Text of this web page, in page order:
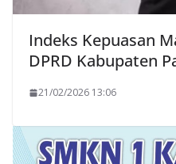
Indeks Kepuasan
DPRD Kabupaten
21/02/2026 13:06